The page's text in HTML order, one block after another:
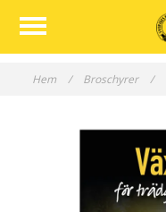
Hem / Broschyrer /